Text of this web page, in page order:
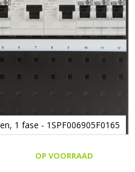
OP VOORRAAD
1 fase - 1SPF006905F0165